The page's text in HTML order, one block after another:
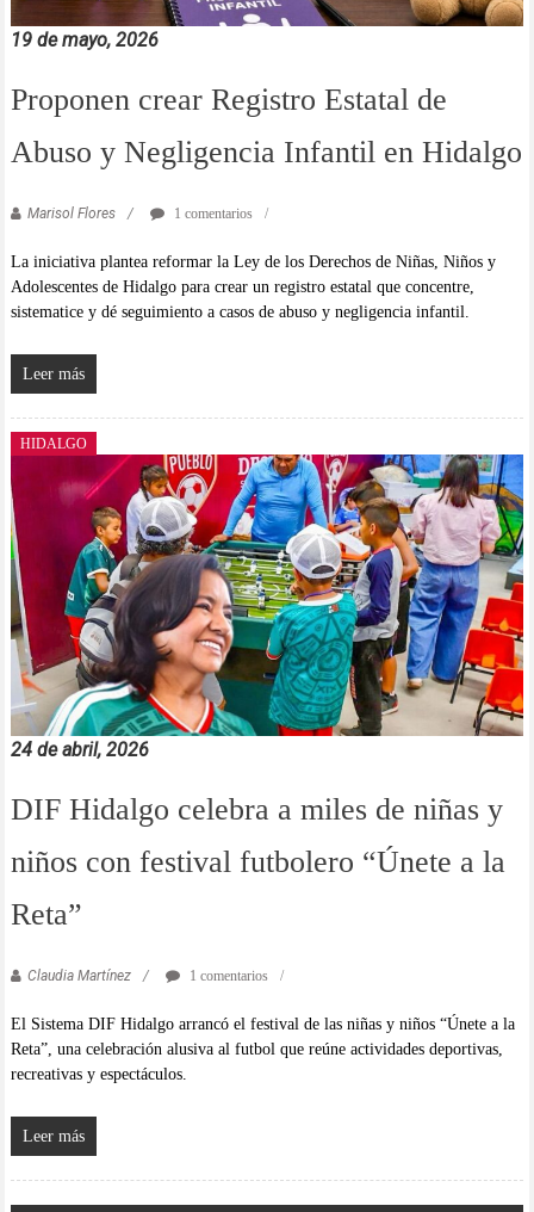
19 de mayo, 2026
Proponen crear Registro Estatal de
Abuso y Negligencia Infantil en Hidalgo
Marisol Flores 1 comentarios
La iniciativa plantea reformar la Ley de los Derechos de Niñas, Niños y
Adolescentes de Hidalgo para crear un registro estatal que concentre,
sistematice y dé seguimiento a casos de abuso y negligencia infantil.
Leer más
HIDALGO
24 de abril, 2026
DIF Hidalgo celebra a miles de niñas y
niños con festival futbolero “Únete a la
Reta”
Claudia Martínez 1 comentarios
El Sistema DIF Hidalgo arrancó el festival de las niñas y niños “Únete a la
Reta”, una celebración alusiva al futbol que reúne actividades deportivas,
recreativas y espectáculos.
Leer más